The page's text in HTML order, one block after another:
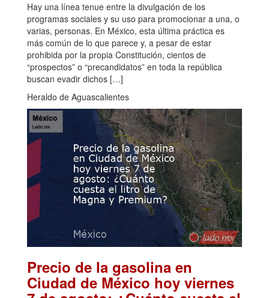
Hay una línea tenue entre la divulgación de los
programas sociales y su uso para promocionar a una, o
varias, personas. En México, esta última práctica es
más común de lo que parece y, a pesar de estar
prohibida por la propia Constitución, cientos de
“prospectos” o “precandidatos” en toda la república
buscan evadir dichos […]
Heraldo de Aguascalientes
Precio de la gasolina en
Ciudad de México hoy viernes